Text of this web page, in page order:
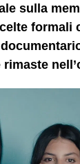
sulla
formali